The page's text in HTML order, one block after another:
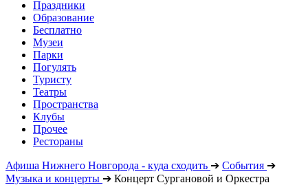
Праздники
Образование
Бесплатно
Музеи
Парки
Погулять
Туристу
Театры
Пространства
Клубы
Прочее
Рестораны
Афиша Нижнего Новгорода - куда сходить ➔ События ➔
Музыка и концерты ➔ Концерт Сургановой и Оркестра